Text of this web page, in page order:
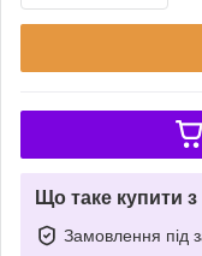
Що таке купити
Замовлення під